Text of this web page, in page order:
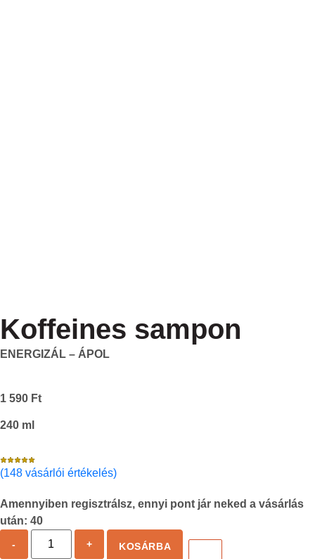
Koffeines sampon
ENERGIZÁL – ÁPOL
1 590 Ft
240 ml
(148 vásárlói értékelés)
Amennyiben regisztrálsz, ennyi pont jár neked a vásárlás
után: 40
- + KOSÁRBA